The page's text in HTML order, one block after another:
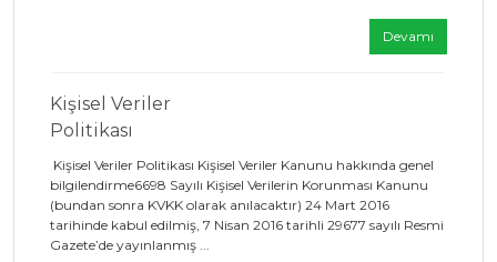
Devamı
Kişisel Veriler
Politikası
Kişisel Veriler Politikası Kişisel Veriler Kanunu hakkında genel
bilgilendirme6698 Sayılı Kişisel Verilerin Korunması Kanunu
(bundan sonra KVKK olarak anılacaktır) 24 Mart 2016
tarihinde kabul edilmiş, 7 Nisan 2016 tarihli 29677 sayılı Resmi
Gazete’de yayınlanmış ...